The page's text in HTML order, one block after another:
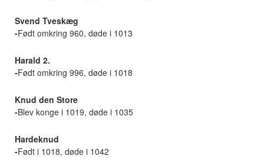
Svend Tveskæg
-Født omkring 960, døde i 1013
Harald 2.
-Født omkring 996, døde i 1018
Knud den Store
-Blev konge i 1019, døde i 1035
Hardeknud
-Født i 1018, døde i 1042